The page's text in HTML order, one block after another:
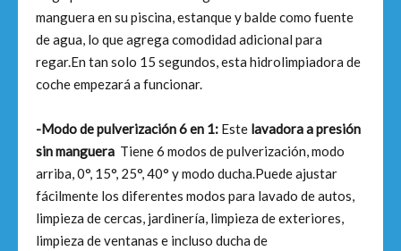
manguera en su piscina, estanque y balde como fuente
de agua, lo que agrega comodidad adicional para
regar.En tan solo 15 segundos, esta hidrolimpiadora de
coche empezará a funcionar.
-Modo de pulverización 6 en 1: Este lavadora a presión
sin manguera Tiene 6 modos de pulverización, modo
arriba, 0°, 15°, 25°, 40° y modo ducha.Puede ajustar
fácilmente los diferentes modos para lavado de autos,
limpieza de cercas, jardinería, limpieza de exteriores,
limpieza de ventanas e incluso ducha de